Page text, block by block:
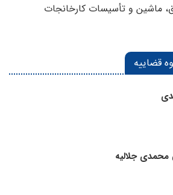
ماشین و تأسیسات کارخانجات
قضاییه
محمدی جلالیه